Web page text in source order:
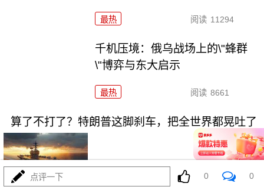
最热 阅读 11294
千机压境：俄乌战场上的\"蜂群
\"博弈与东大启示
最热 阅读 8661
算了不打了？特朗普这脚刹车，把全世界都晃吐了
点评一下 0 0